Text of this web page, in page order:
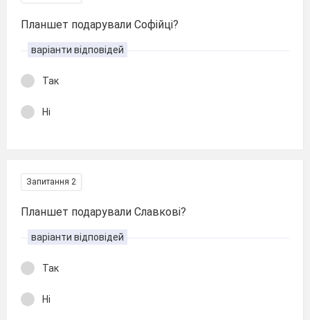
Планшет подарували Софійці?
варіанти відповідей
Так
Ні
Запитання 2
Планшет подарували Славкові?
варіанти відповідей
Так
Ні